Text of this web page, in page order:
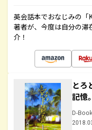
英会話本でおなじみの「
著者が、今度は自分の滞
介！
とろ
記憶
D-